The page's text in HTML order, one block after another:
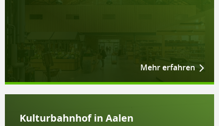
Mehr erfahren
Kulturbahnhof in Aalen